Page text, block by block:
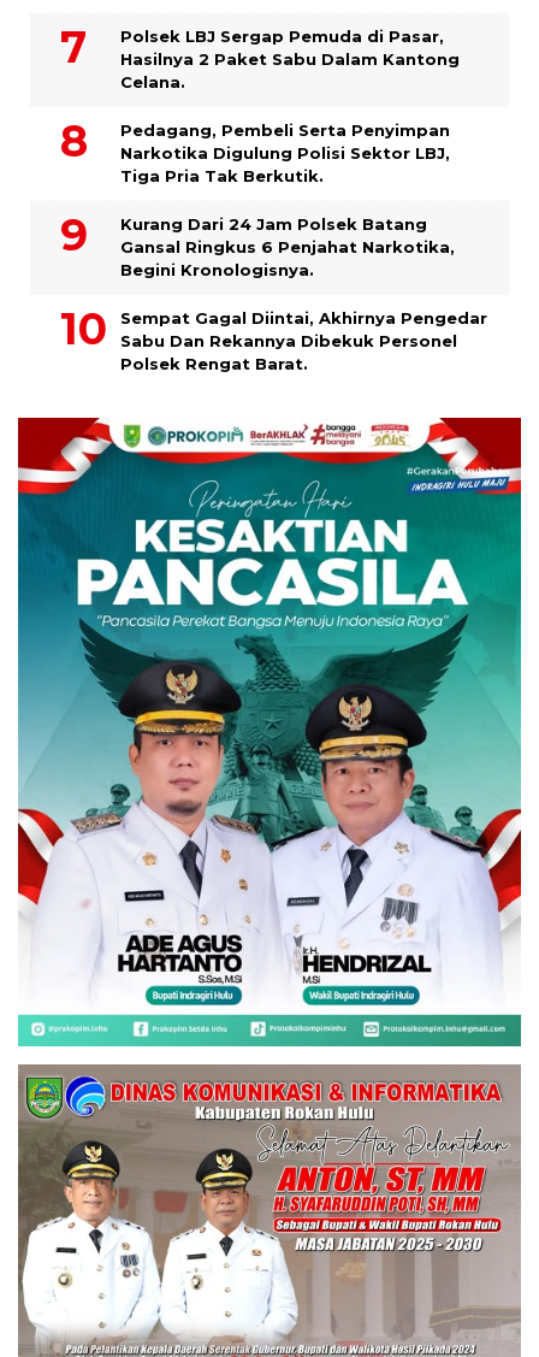
Polsek LBJ Sergap Pemuda di Pasar,
Hasilnya 2 Paket Sabu Dalam Kantong
Celana.
Pedagang, Pembeli Serta Penyimpan
Narkotika Digulung Polisi Sektor LBJ,
Tiga Pria Tak Berkutik.
Kurang Dari 24 Jam Polsek Batang
Gansal Ringkus 6 Penjahat Narkotika,
Begini Kronologisnya.
Sempat Gagal Diintai, Akhirnya Pengedar
Sabu Dan Rekannya Dibekuk Personel
Polsek Rengat Barat.